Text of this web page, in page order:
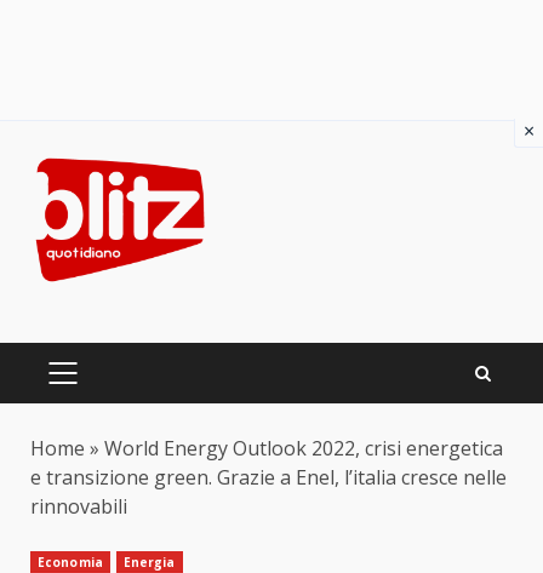
content
PRIMARY
Home » World Energy Outlook 2022, crisi energetica
e transizione green. Grazie a Enel, l’italia cresce nelle
rinnovabili
Economia Energia
×